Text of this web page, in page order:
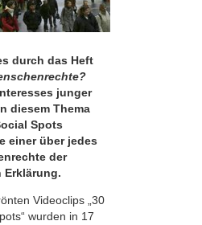
durch das Heft
junger
diesem Thema
Spots
einer über jedes
der
Erklärung.
Videoclips „30
wurden in 17